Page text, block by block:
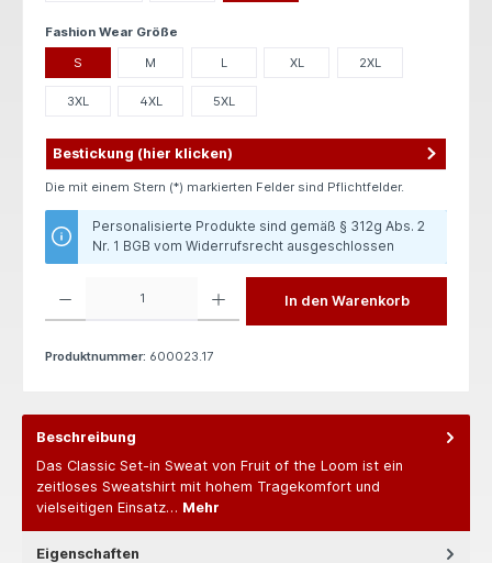
Fashion Wear Größe
S M L XL 2XL
3XL 4XL 5XL
Bestickung (hier klicken)
Die mit einem Stern (*) markierten Felder sind Pflichtfelder.
Personalisierte Produkte sind gemäß § 312g Abs. 2
Nr. 1 BGB vom Widerrufsrecht ausgeschlossen
In den Warenkorb
Produktnummer: 600023.17
Beschreibung
Das Classic Set-in Sweat von Fruit of the Loom ist ein
zeitloses Sweatshirt mit hohem Tragekomfort und
vielseitigen Einsatz… Mehr
Eigenschaften